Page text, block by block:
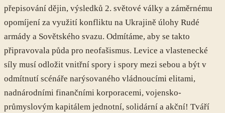
přepisování dějin, výsledků 2. světové války a záměrnému
opomíjení za využití konfliktu na Ukrajině úlohy Rudé
armády a Sovětského svazu. Odmítáme, aby se takto
připravovala půda pro neofašismus. Levice a vlastenecké
síly musí odložit vnitřní spory i spory mezi sebou a být v
odmítnutí scénáře narýsovaného vládnoucími elitami,
nadnárodními finančními korporacemi, vojensko-
průmyslovým kapitálem jednotní, solidární a akční! Tváří